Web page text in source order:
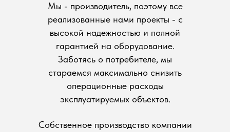
Собственное производство компании
Мы - производитель, поэтому все
реализованные нами проекты - с
высокой надежностью и полной
гарантией на оборудование.
Заботясь о потребителе, мы
стараемся максимально снизить
операционные расходы
эксплуатируемых объектов.